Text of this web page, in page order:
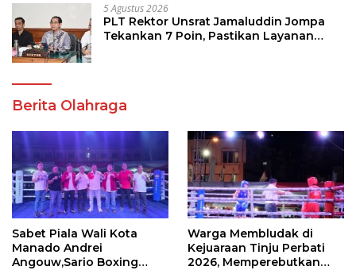
5 Agustus 2026
PLT Rektor Unsrat Jamaluddin Jompa
Tekankan 7 Poin, Pastikan Layanan
Berita Olahraga
Sabet Piala Wali Kota
Manado Andrei
Angouw,Sario Boxing
Warga Membludak di
Kejuaraan Tinju Perbati
2026, Memperebutkan